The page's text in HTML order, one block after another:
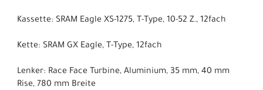
Kassette: SRAM Eagle XS-1275, T-Type, 10-52 Z., 12fach
Kette: SRAM GX Eagle, T-Type, 12fach
Lenker: Race Face Turbine, Aluminium, 35 mm, 40 mm
Rise, 780 mm Breite